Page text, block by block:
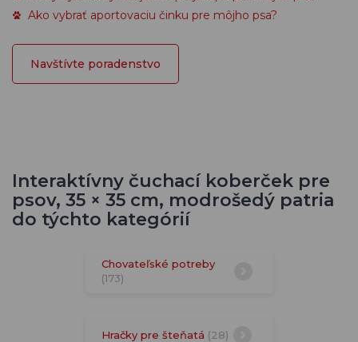
Ako vybrať aportovaciu činku pre môjho psa?
Navštívte poradenstvo
Interaktívny čuchací koberček pre
psov, 35 × 35 cm, modrošedý patria
do týchto kategórií
Chovateľské potreby
(173)
Hračky pre šteňatá (28)